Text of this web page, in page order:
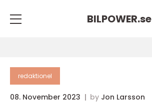
BILPOWER.se
redaktionel
08. November 2023 by Jon Larsson